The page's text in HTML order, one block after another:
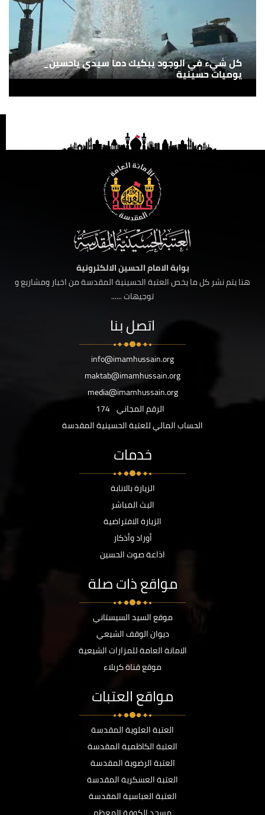
كل شيء في الوجود يبكيك دما سيدي ياحسين_
يوميات حسينية
بوابة الامام الحسين الالكترونية
هنا يتم نشر كل ما يخص العتبة الحسينية المقدسة من اخبار ومشاريع و
توجيهات ......
اتصل بنا
info@imamhussain.org
maktab@imamhussain.org
media@imamhussain.org
الرقم المجاني 174
الحساب المالي للعتبة الحسينية المقدسة
خدمات
الزيارة بالانابة
البث المباشر
الزيارة الافتراضية
أوراد وأذكار
اذاعة صوت الحسين
مواقع ذات صلة
موقع السيد السيستاني
ديوان الوقف الشيعي
الامانة العامة للمزارات الشيعية
موقع قناة كربلاء
مواقع العتبات
العتبة العلوية المقدسة
العتبة الكاظمية المقدسة
العتبة الرضوية المقدسة
العتبة العسكرية المقدسة
العتبة العباسية المقدسة